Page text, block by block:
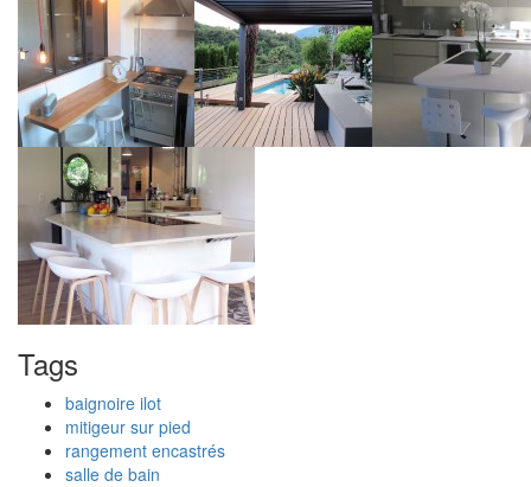
Tags
baignoire ilot
mitigeur sur pied
rangement encastrés
salle de bain